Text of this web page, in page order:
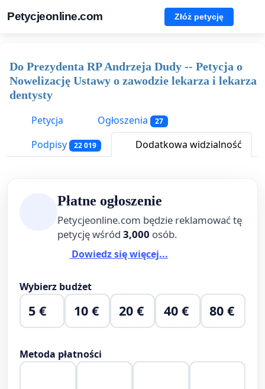
Petycjeonline.com Złóż petycję
Do Prezydenta RP Andrzeja Dudy -- Petycja o
Nowelizację Ustawy o zawodzie lekarza i lekarza
dentysty
Petycja
Ogłoszenia 27
Podpisy 22 019 Dodatkowa widzialność
Płatne ogłoszenie
Petycjeonline.com będzie reklamować tę
petycję wśród 3,000 osób.
Dowiedz się więcej...
Wybierz budżet
5 € 10 € 20 € 40 € 80 €
Metoda płatności